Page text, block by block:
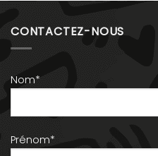
CONTACTEZ-NOUS
Nom*
Prénom*